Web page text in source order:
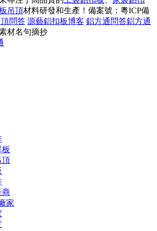
吊頂材料研發和生產！ 備案號：粵ICP備
問答 源藝鋁扣板博客 鋁方通問答鋁方通
材名句摘抄
頂
商
家